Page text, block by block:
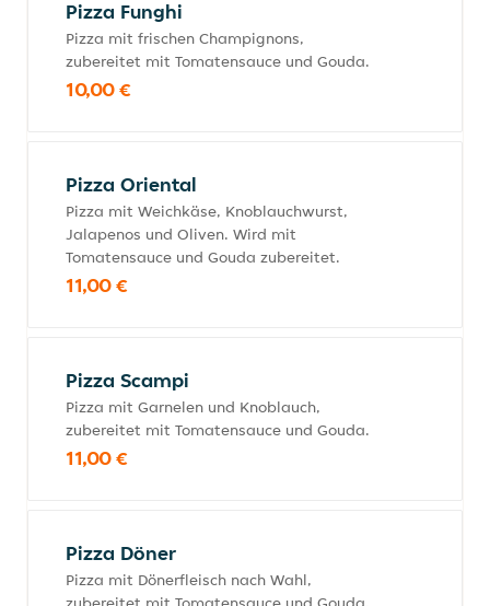
Pizza Funghi
Pizza mit frischen Champignons,
zubereitet mit Tomatensauce und Gouda.
10,00 €
Pizza Oriental
Pizza mit Weichkäse, Knoblauchwurst,
Jalapenos und Oliven. Wird mit
Tomatensauce und Gouda zubereitet.
11,00 €
Pizza Scampi
Pizza mit Garnelen und Knoblauch,
zubereitet mit Tomatensauce und Gouda.
11,00 €
Pizza Döner
Pizza mit Dönerfleisch nach Wahl,